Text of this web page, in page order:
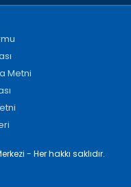
Metni
- Her hakkı saklıdır.